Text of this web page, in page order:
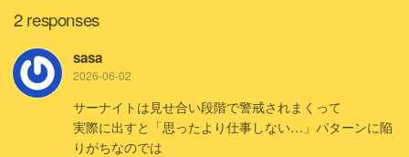
2 responses
sasa
2026-06-02
サーナイトは見せ合い段階で警戒されまくって
実際に出すと「思ったより仕事しない…」パターンに陥
りがちなのでは